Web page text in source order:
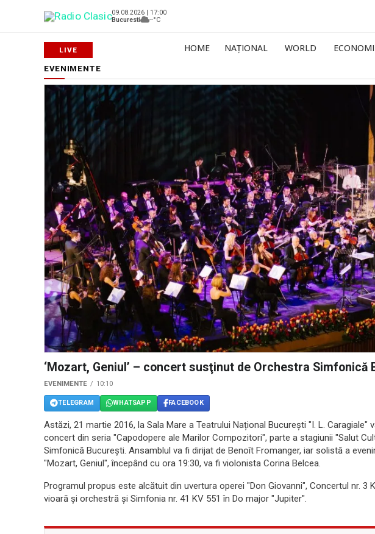
09.08.2026 | 17:00
Bucuresti
--°C
HOME NAȚIONAL WORLD
EVENIMENTE
‘Mozart, Geniul’ – concert susţinut de Orchestra Simfonică
EVENIMENTE 10:10
TELEGRAM WHATSAPP FACEBOOK
Astăzi, 21 martie 2016, la Sala Mare a Teatrului Național București "I. L. Caragiale"
concert din seria "Capodopere ale Marilor Compozitori", parte a stagiunii "Salut
Simfonică Bucureşti. Ansamblul va fi dirijat de Benoît Fromanger, iar solistă a
"Mozart, Geniul", începând cu ora 19:30, va fi violonista Corina Belcea.
Programul propus este alcătuit din uvertura operei "Don Giovanni", Concertul nr. 3
vioară şi orchestră şi Simfonia nr. 41 KV 551 în Do major "Jupiter".